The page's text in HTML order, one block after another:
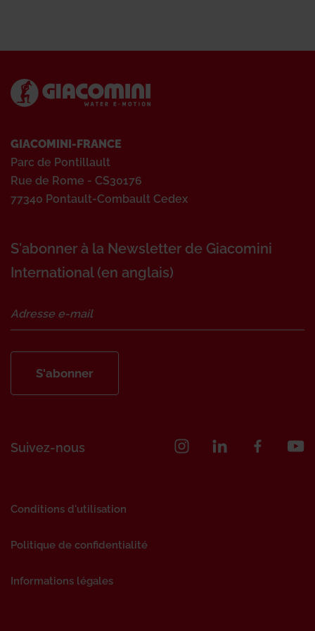
GIACOMINI-FRANCE
Parc de Pontillault
Rue de Rome - CS30176
77340 Pontault-Combault Cedex
S'abonner à la Newsletter de Giacomini
International (en anglais)
S'abonner
Suivez-nous
Conditions d'utilisation
Politique de confidentialité
Informations légales